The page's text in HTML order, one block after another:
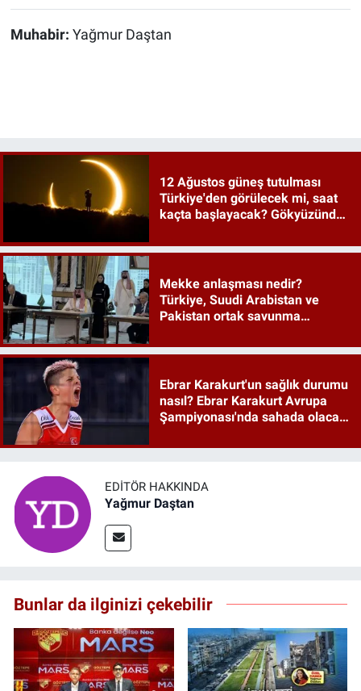
Muhabir: Yağmur Daştan
12 Ağustos güneş tutulması
Türkiye'den görülecek mi, saat
kaçta başlayacak? Gökyüzünde
Mekke anlaşması nedir?
Türkiye, Suudi Arabistan ve
Pakistan ortak savunma
Ebrar Karakurt'un sağlık durumu
nasıl? Ebrar Karakurt Avrupa
Şampiyonası'nda sahada olacak
EDITÖR HAKKINDA
Yağmur Daştan
Bunlar da ilginizi çekebilir